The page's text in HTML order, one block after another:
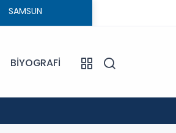
BİYOGRAFİ